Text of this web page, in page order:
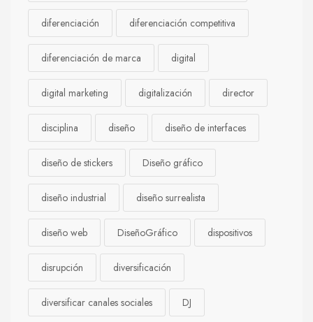
diferenciación diferenciación competitiva
diferenciación de marca digital
digital marketing digitalización director
disciplina diseño diseño de interfaces
diseño de stickers Diseño gráfico
diseño industrial diseño surrealista
diseño web DiseñoGráfico dispositivos
disrupción diversificación
diversificar canales sociales DJ